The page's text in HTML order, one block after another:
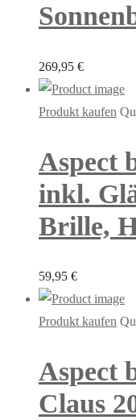
269,95 €
Produkt kaufen
Aspect
inkl.
Brille,
59,95 €
Produkt kaufen
Aspect
Claus